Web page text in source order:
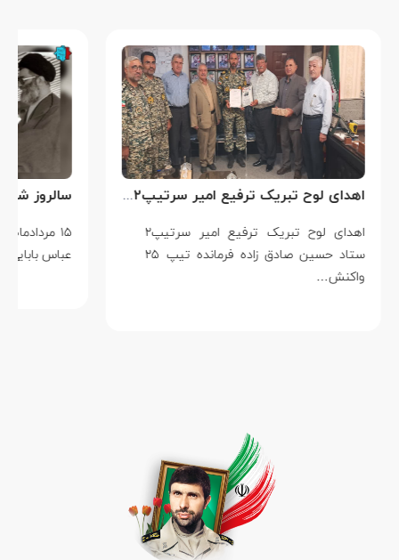
اهدای لوح تبریک ترفیع امیر سرتیپ۲ ستاد حسین صادق زاده فرمانده تیپ ۲۵ واکنش سریع شهید آبگون نزاجا مستقر در تبریز
اهدای لوح تبریک ترفیع امیر سرتیپ۲
ستاد حسین صادق زاده فرمانده تیپ ۲۵
واکنش…
۱۵
عباس بابایی